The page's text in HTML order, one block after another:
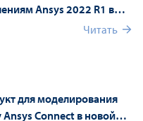
Ansys 2022 R1 в
Читать
для моделирования
Connect в новой